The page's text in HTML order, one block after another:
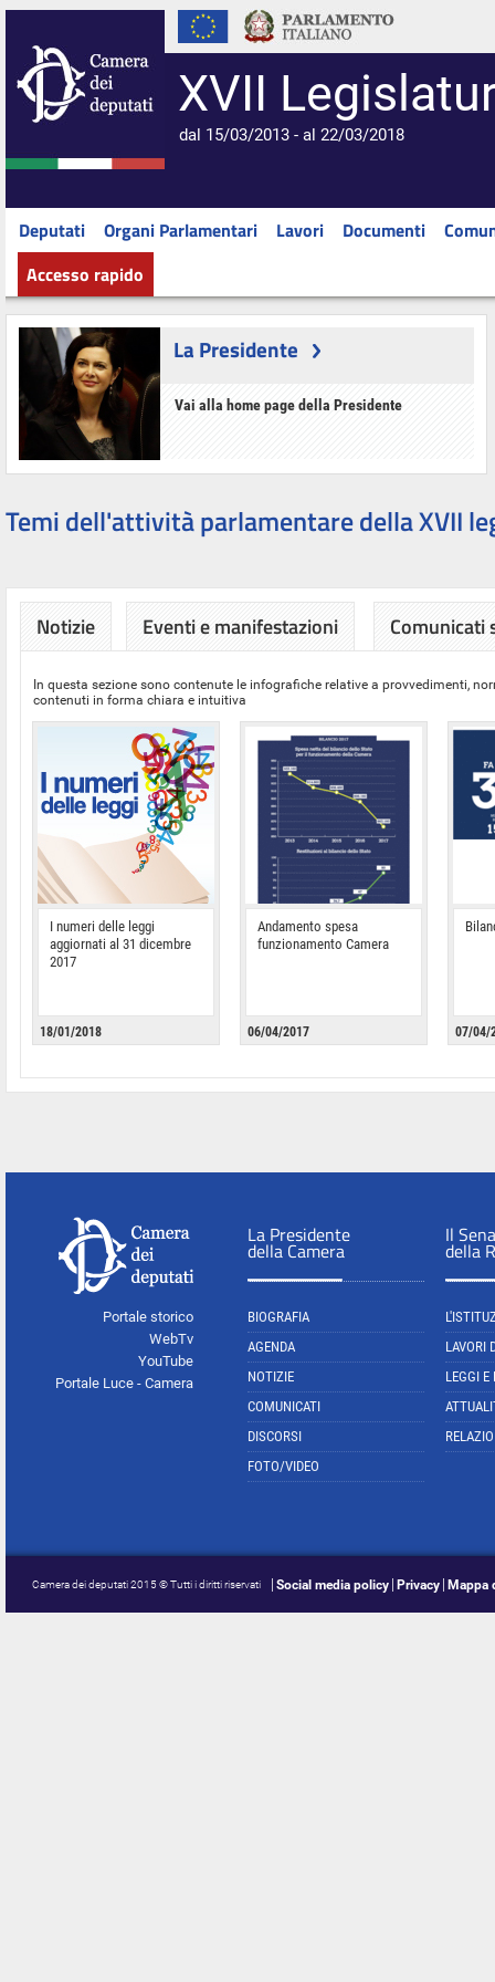
XVII
dal 15/03/2013 - al 22/03/2018
Deputati Organi Parlamentari Lavori Documenti
Accesso rapido
La Presidente
Vai alla home page della Presidente
Temi dell'attività parlamentare della XVII
Notizie Eventi e manifestazioni Comunicati
In questa sezione sono contenute le infografiche relative a provvedimenti,
contenuti in forma chiara e intuitiva
I numeri delle leggi
aggiornati al 31 dicembre
2017
18/01/2018
Andamento spesa
funzionamento Camera
06/04/2017 07/04/
Portale storico
WebTv
YouTube
Portale Luce - Camera
La Presidente
della Camera
BIOGRAFIA
AGENDA
NOTIZIE
COMUNICATI
DISCORSI
FOTO/VIDEO
Il
della
LAVORI
LEGGI E
Camera dei deputati 2015 © Tutti i diritti riservati Social media policy Privacy Mappa